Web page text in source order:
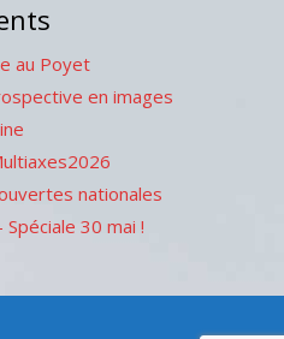
au Poyet
en images
nationales
30 mai !